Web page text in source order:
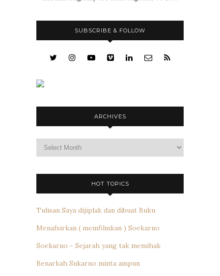
SUBSCRIBE & FOLLOW
ARCHIVES
HOT TOPICS
Tulisan Saya dijiplak dan dibuat Buku
Menafsirkan ( memfilmkan ) Soekarno
Soekarno - Sejarah yang tak memihak
Benarkah Sukarno minta ampun